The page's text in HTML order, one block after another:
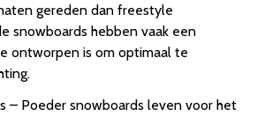
gereden dan freestyle
snowboards hebben vaak een
ontworpen is om optimaal te
– Poeder snowboards leven voor het